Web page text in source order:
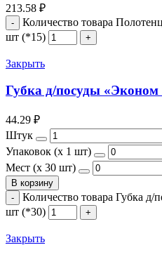
213.58 ₽
Количество товара
шт (*15)
Закрыть
Губка д/посуды
44.29 ₽
Штук
Упаковок (x 1 шт)
Мест (x 30 шт)
В корзину
Количество товара Губка
шт (*30)
Закрыть